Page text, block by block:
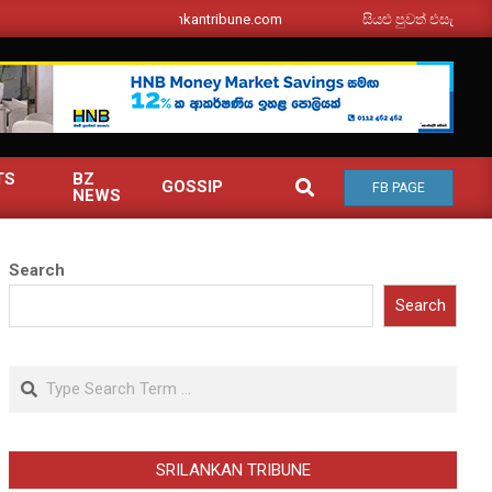
srilankantribune.com සියළු පුවත් එසැනින් ඔබ
BZ
NEWS
GOSSIP SEARCH
FB PAGE
Search
Search
Search
SRILANKAN TRIBUNE